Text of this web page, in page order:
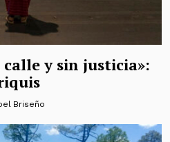
calle y sin justicia»:
Briseño